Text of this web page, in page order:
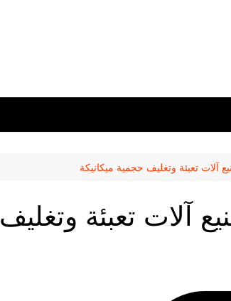
تعبئة وتغليف حجمية ميكانيكة
آلات تعبئة وتغليف